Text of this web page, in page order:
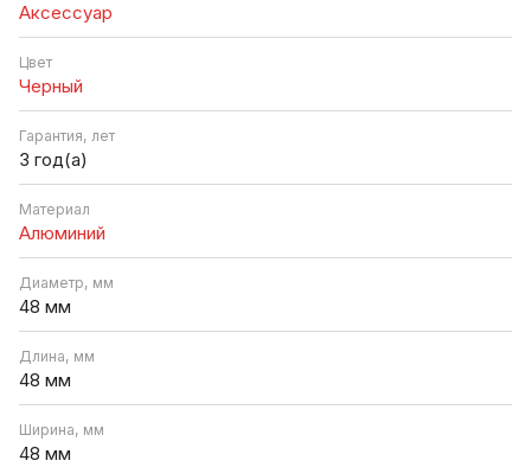
Аксессуар
Цвет
Черный
Гарантия, лет
3 год(а)
Материал
Алюминий
Диаметр, мм
48 мм
Длина, мм
48 мм
Ширина, мм
48 мм